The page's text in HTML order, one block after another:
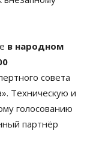
в народном
совета
Техническую и
голосованию
партнёр